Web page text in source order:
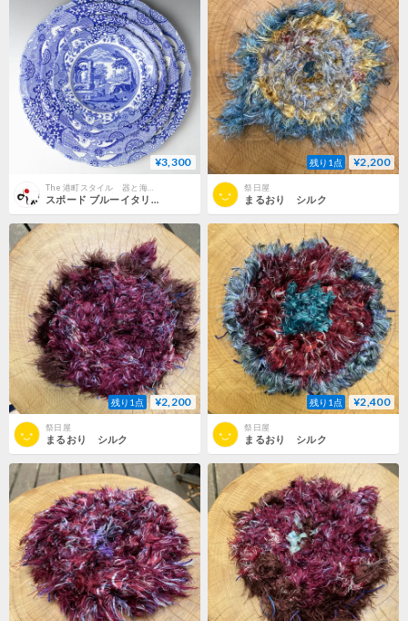
¥3,300
The 港町スタイル 器と海辺の雑貨
スポード ブルーイタリアン プレート 16㎝
残り1点 ¥2,200
祭日屋
まるおり シルク
残り1点 ¥2,200
祭日屋
まるおり シルク
残り1点 ¥2,400
祭日屋
まるおり シルク